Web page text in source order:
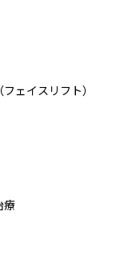
ェイスリフト）
療